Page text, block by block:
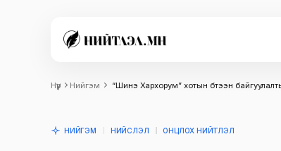
Нүүр Нийгэм “Шинэ Хархорум” хотын бүтээн
НИЙГЭМ НИЙСЛЭЛ ОНЦЛОХ НИЙТЛЭЛ